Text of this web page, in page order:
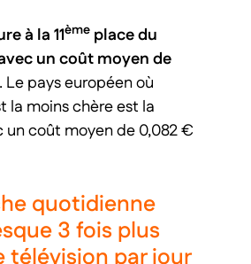
à la 11èmeplace du
un coût moyen de
. Le pays européen où
la moins chère est la
un coût moyen de 0,082 €
quotidienne
3 fois plus
télévision par jour